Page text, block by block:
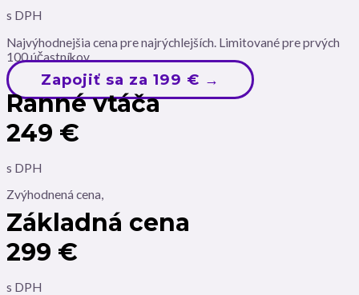
s DPH
Najvýhodnejšia cena pre najrýchlejších. Limitované pre prvých
100 účastníkov.
Zapojiť sa za 199 € →
Ranné vtáča
249 €
s DPH
Zvýhodnená cena,
Základná cena
299 €
s DPH